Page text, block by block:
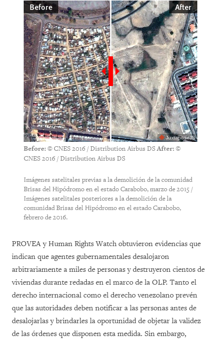
Before After
JuxtaposeJS
Before:© CNES 2016 / Distribution Airbus DSAfter:©
CNES 2016 / Distribution Airbus DS
Imágenes satelitales previas a la demolición de la comunidad
Brisas del Hipódromo en el estado Carabobo, marzo de 2015 /
Imágenes satelitales posteriores a la demolición de la
comunidad Brisas del Hipódromo en el estado Carabobo,
febrero de 2016.
PROVEA y Human Rights Watch obtuvieron evidencias que
indican que agentes gubernamentales desalojaron
arbitrariamente a miles de personas y destruyeron cientos de
viviendas durante redadas en el marco de la OLP. Tanto el
derecho internacional como el derecho venezolano prevén
que las autoridades deben notificar a las personas antes de
desalojarlas y brindarles la oportunidad de objetar la validez
de las órdenes que disponen esta medida. Sin embargo,